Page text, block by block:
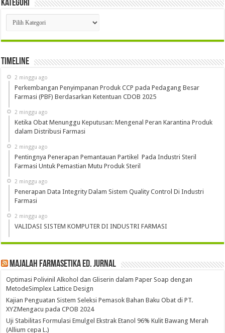
Kategori
Kategori
Timeline
2 minggu ago
Perkembangan Penyimpanan Produk CCP pada Pedagang Besar
Farmasi (PBF) Berdasarkan Ketentuan CDOB 2025
2 minggu ago
Ketika Obat Menunggu Keputusan: Mengenal Peran Karantina Produk
dalam Distribusi Farmasi
2 minggu ago
Pentingnya Penerapan Pemantauan Partikel Pada Industri Steril
Farmasi Untuk Pemastian Mutu Produk Steril
2 minggu ago
Penerapan Data Integrity Dalam Sistem Quality Control Di Industri
Farmasi
2 minggu ago
VALIDASI SISTEM KOMPUTER DI INDUSTRI FARMASI
Majalah Farmasetika Ed. Jurnal
Optimasi Polivinil Alkohol dan Gliserin dalam Paper Soap dengan
MetodeSimplex Lattice Design
Kajian Penguatan Sistem Seleksi Pemasok Bahan Baku Obat di PT.
XYZMengacu pada CPOB 2024
Uji Stabilitas Formulasi Emulgel Ekstrak Etanol 96% Kulit Bawang Merah
(Allium cepa L.)